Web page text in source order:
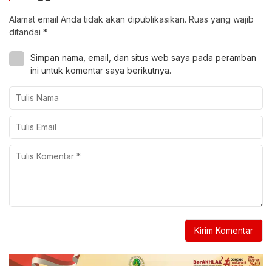
Alamat email Anda tidak akan dipublikasikan. Ruas yang wajib
ditandai *
Simpan nama, email, dan situs web saya pada peramban
ini untuk komentar saya berikutnya.